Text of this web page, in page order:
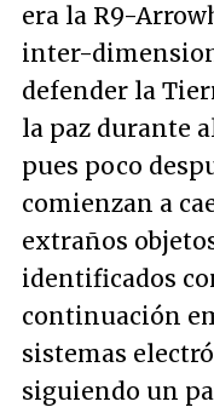
era la R9-
inter-
defender la
la paz durante
pues poco
comienzan a
extraños
identificados
continuación
sistemas
siguiendo un